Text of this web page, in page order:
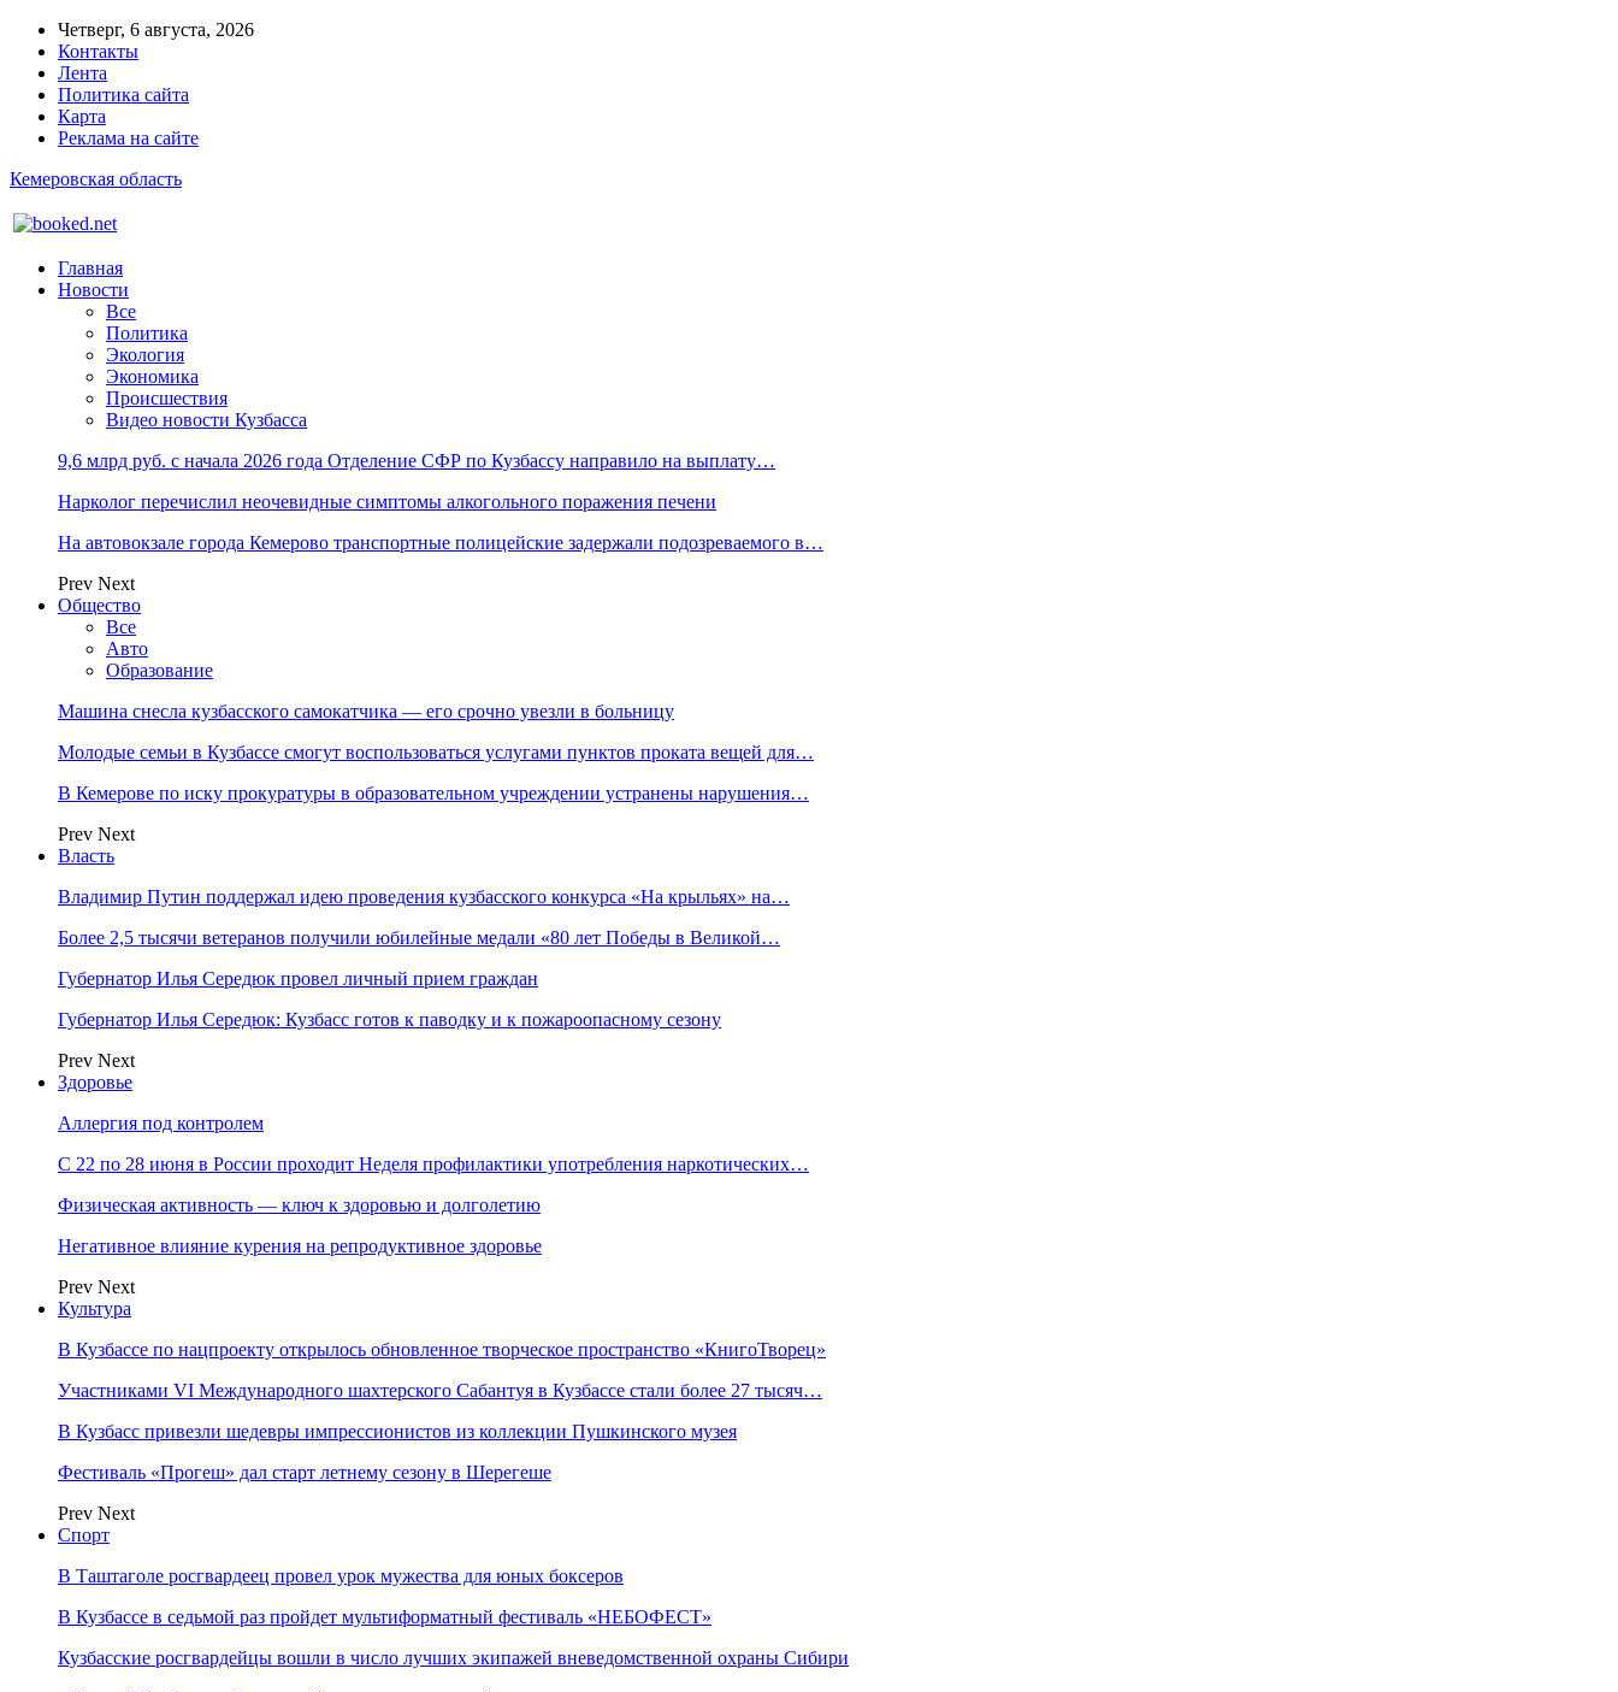
Четверг, 6 августа, 2026
Контакты
Лента
Политика сайта
Карта
Реклама на сайте
Кемеровская область
Главная
Новости
Все
Политика
Экология
Экономика
Происшествия
Видео новости Кузбасса
9,6 млрд руб. с начала 2026 года Отделение СФР по Кузбассу направило на выплату…
Нарколог перечислил неочевидные симптомы алкогольного поражения печени
На автовокзале города Кемерово транспортные полицейские задержали подозреваемого в…
Prev Next
Общество
Все
Авто
Образование
Машина снесла кузбасского самокатчика — его срочно увезли в больницу
Молодые семьи в Кузбассе смогут воспользоваться услугами пунктов проката вещей для…
В Кемерове по иску прокуратуры в образовательном учреждении устранены нарушения…
Prev Next
Власть
Владимир Путин поддержал идею проведения кузбасского конкурса «На крыльях» на…
Более 2,5 тысячи ветеранов получили юбилейные медали «80 лет Победы в Великой…
Губернатор Илья Середюк провел личный прием граждан
Губернатор Илья Середюк: Кузбасс готов к паводку и к пожароопасному сезону
Prev Next
Здоровье
Аллергия под контролем
С 22 по 28 июня в России проходит Неделя профилактики употребления наркотических…
Физическая активность — ключ к здоровью и долголетию
Негативное влияние курения на репродуктивное здоровье
Prev Next
Культура
В Кузбассе по нацпроекту открылось обновленное творческое пространство «КнигоТворец»
Участниками VI Международного шахтерского Сабантуя в Кузбассе стали более 27 тысяч…
В Кузбасс привезли шедевры импрессионистов из коллекции Пушкинского музея
Фестиваль «Прогеш» дал старт летнему сезону в Шерегеше
Prev Next
Спорт
В Таштаголе росгвардеец провел урок мужества для юных боксеров
В Кузбассе в седьмой раз пройдет мультиформатный фестиваль «НЕБОФЕСТ»
Кузбасские росгвардейцы вошли в число лучших экипажей вневедомственной охраны Сибири